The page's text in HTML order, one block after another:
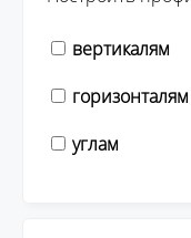
вертикалям
горизонталям
углам